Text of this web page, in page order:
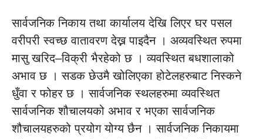
सार्वजनिक निकाय तथा कार्यालय देखि लिएर घर पसल
वरीपरी स्वच्छ वातावरण देख्न पाइदैन । अव्यवस्थित रुपमा
मासु खरिद–विक्री भैरहेको छ । व्यवस्थित बधशालाको
अभाव छ । सडक छेउमै खोलिएका होटेलहरुबाट निस्कने
धुँवा र फोहर छ । सार्वजनिक स्थलहरुमा व्यवस्थित
सार्वजनिक शौचालयको अभाव र भएका सार्वजनिक
शौचालयहरुको प्रयोग योग्य छैन । सार्वजनिक निकायमा